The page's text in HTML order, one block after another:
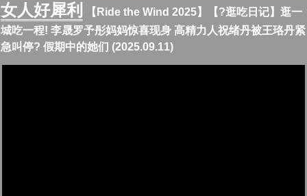
女人好犀利
【Ride the Wind 2025】【?逛吃日记】逛一
城吃一程! 李晟罗予彤妈妈惊喜现身 高精力人祝绪丹被王珞丹紧
急叫停? 假期中的她们 (2025.09.11)